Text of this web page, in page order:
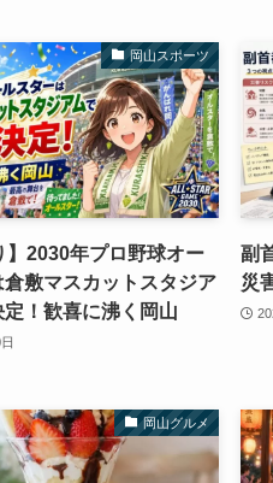
岡山スポーツ
】2030年プロ野球オー
倉敷マスカットスタジア
！歓喜に沸く岡山
副
災
岡山グルメ